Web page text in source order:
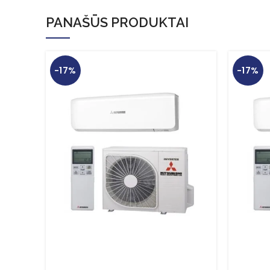
PANAŠŪS PRODUKTAI
-17% -17%